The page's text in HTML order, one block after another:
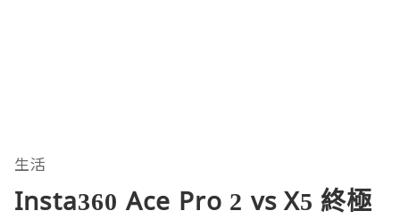
生活
Insta360 Ace Pro 2 vs X5 終極